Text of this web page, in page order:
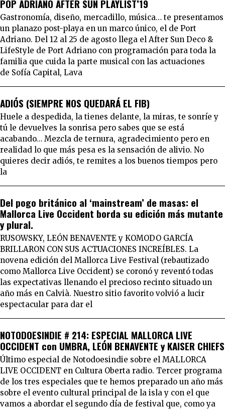
POP ADRIANO AFTER SUN PLAYLIST’19
Gastronomía, diseño, mercadillo, música… te presentamos
un planazo post-playa en un marco único, el de Port
Adriano. Del 12 al 25 de agosto llega el After Sun Deco &
LifeStyle de Port Adriano con programación para toda la
familia que cuida la parte musical con las actuaciones
de Sofía Capital, Lava
ADIÓS (SIEMPRE NOS QUEDARÁ EL FIB)
Huele a despedida, la tienes delante, la miras, te sonríe y
tú le devuelves la sonrisa pero sabes que se está
acabando… Mezcla de ternura, agradecimiento pero en
realidad lo que más pesa es la sensación de alivio. No
quieres decir adiós, te remites a los buenos tiempos pero
la
Del pogo británico al ‘mainstream’ de masas: el
Mallorca Live Occident borda su edición más mutante
y plural.
RUSOWSKY, LEÓN BENAVENTE y KOMODO GARCÍA
BRILLARON CON SUS ACTUACIONES INCREÍBLES. La
novena edición del Mallorca Live Festival (rebautizado
como Mallorca Live Occident) se coronó y reventó todas
las expectativas llenando el precioso recinto situado un
año más en Calvià. Nuestro sitio favorito volvió a lucir
espectacular para dar el
NOTODOESINDIE # 214: ESPECIAL MALLORCA LIVE
OCCIDENT con UMBRA, LEÓN BENAVENTE y KAISER CHIEFS
Último especial de Notodoesindie sobre el MALLORCA
LIVE OCCIDENT en Cultura Oberta radio. Tercer programa
de los tres especiales que te hemos preparado un año más
sobre el evento cultural principal de la isla y con el que
vamos a abordar el segundo día de festival que, como ya